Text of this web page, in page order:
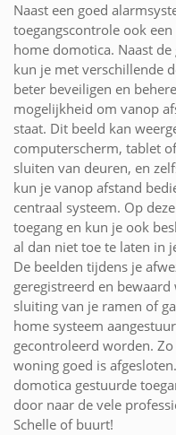
Naast een goed
toegangscontrole ook
home domotica. Naast
kun je met verschillende
beter beveiligen en
mogelijkheid om vanop
staat. Dit beeld kan
computerscherm, tablet
sluiten van deuren, en
kun je vanop afstand
centraal systeem. Op
toegang en kun je ook
al dan niet toe te laten in
De beelden tijdens je
geregistreerd en
sluiting van je ramen of
home systeem
gecontroleerd worden.
woning goed is
domotica gestuurde
door naar de vele
Schelle of buurt!